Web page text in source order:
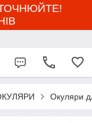
Окуляри